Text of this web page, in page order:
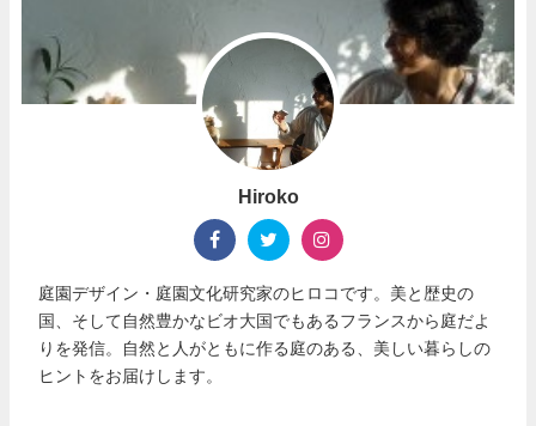
Hiroko
庭園デザイン・庭園文化研究家のヒロコです。美と歴史の
国、そして自然豊かなビオ大国でもあるフランスから庭だよ
りを発信。自然と人がともに作る庭のある、美しい暮らしの
ヒントをお届けします。